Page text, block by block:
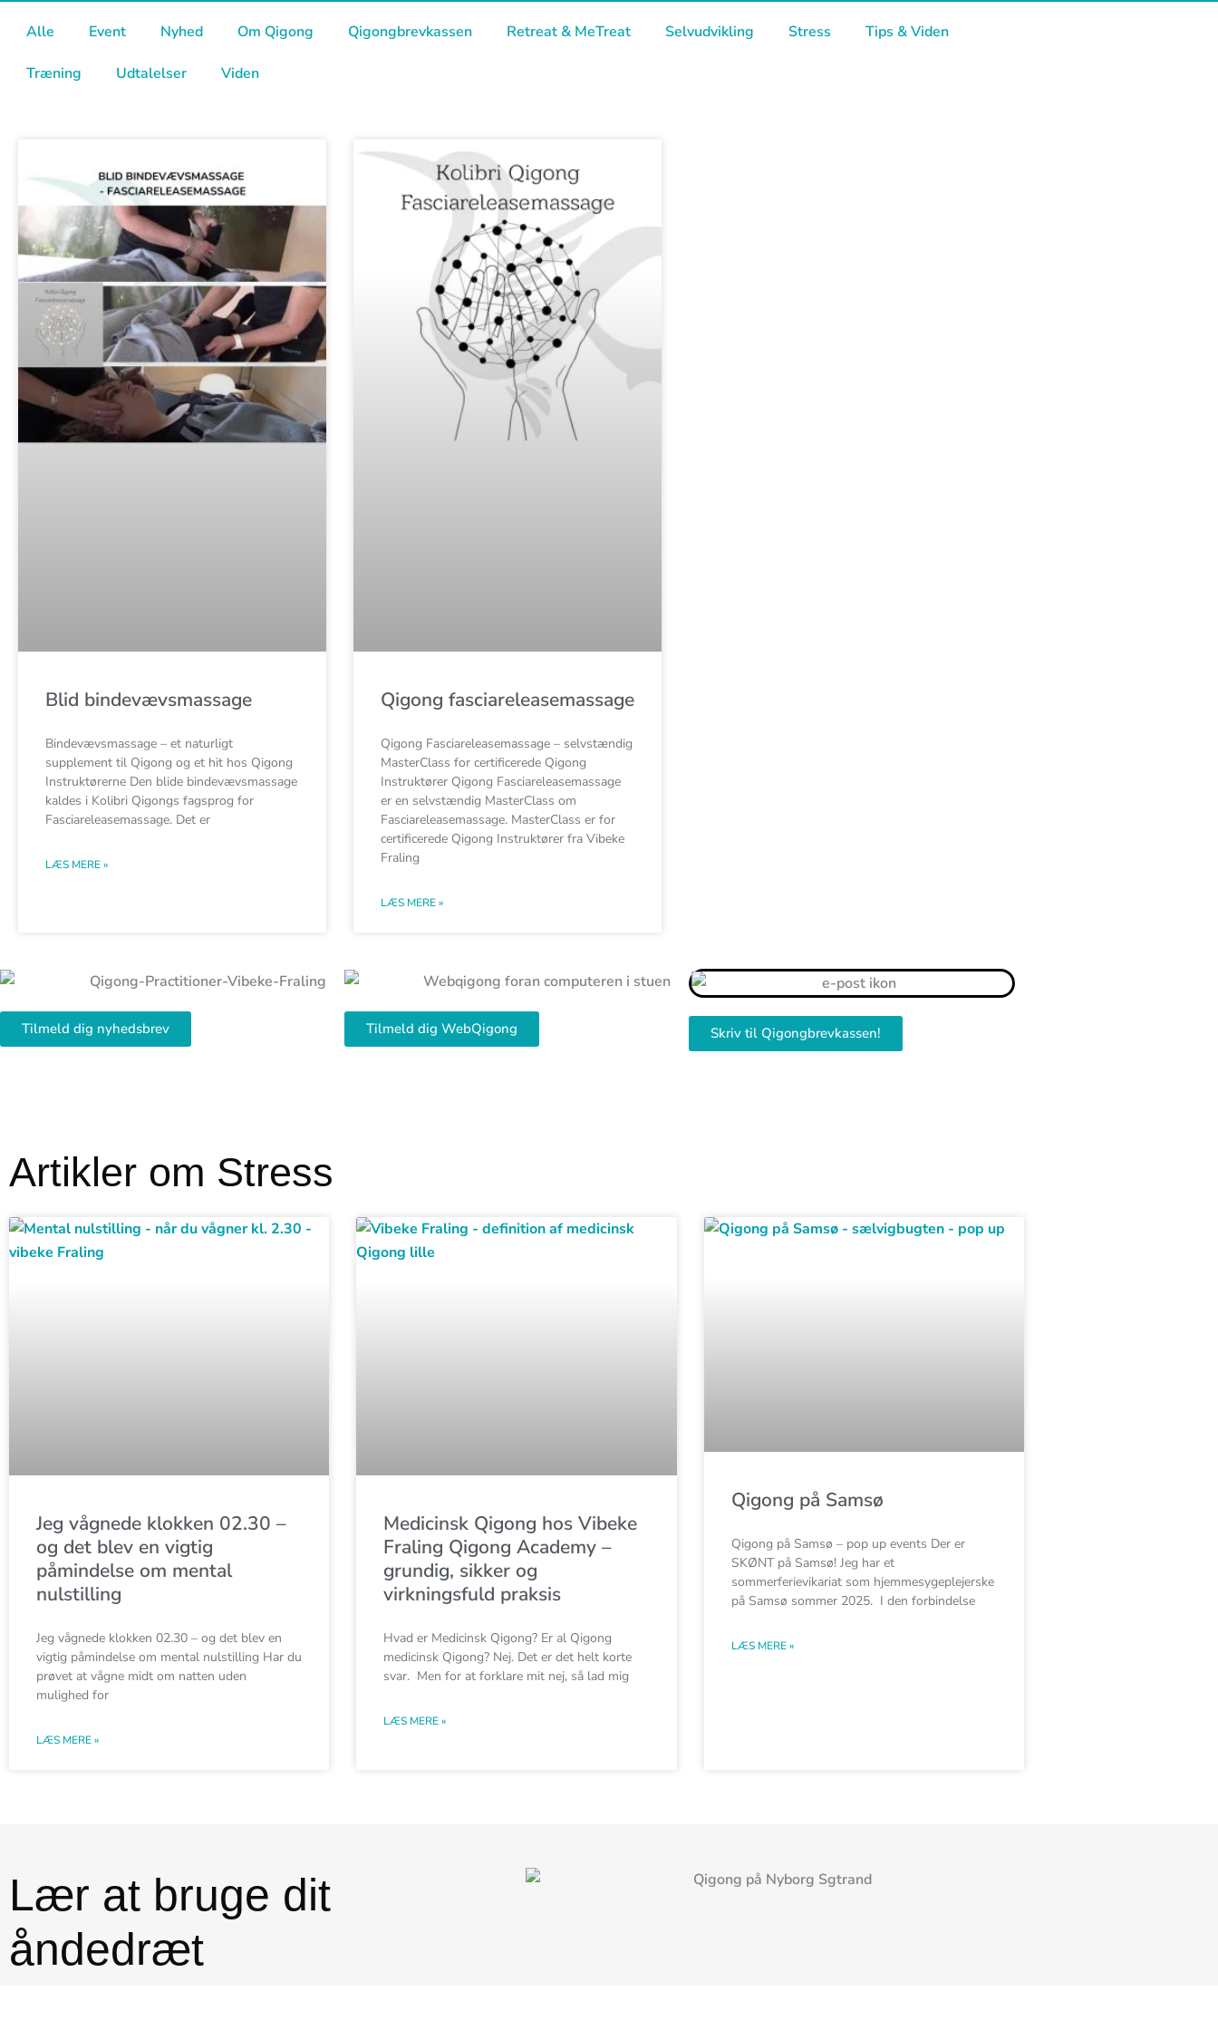
Alle Event Nyhed Om Qigong Qigongbrevkassen Retreat & MeTreat Selvudvikling Stress Tips & Viden
Træning Udtalelser Viden
Blid bindevævsmassage
Bindevævsmassage – et naturligt
supplement til Qigong og et hit hos Qigong
Instruktørerne Den blide bindevævsmassage
kaldes i Kolibri Qigongs fagsprog for
Fasciareleasemassage. Det er
LÆS MERE »
Qigong fasciareleasemassage
Qigong Fasciareleasemassage – selvstændig
MasterClass for certificerede Qigong
Instruktører Qigong Fasciareleasemassage
er en selvstændig MasterClass om
Fasciareleasemassage. MasterClass er for
certificerede Qigong Instruktører fra Vibeke
Fraling
LÆS MERE »
Tilmeld dig nyhedsbrev Tilmeld dig WebQigong Skriv til Qigongbrevkassen!
Artikler om Stress
Jeg vågnede klokken 02.30 –
og det blev en vigtig
påmindelse om mental
nulstilling
Jeg vågnede klokken 02.30 – og det blev en
vigtig påmindelse om mental nulstilling Har du
prøvet at vågne midt om natten uden
mulighed for
LÆS MERE »
Medicinsk Qigong hos Vibeke
Fraling Qigong Academy –
grundig, sikker og
virkningsfuld praksis
Hvad er Medicinsk Qigong? Er al Qigong
medicinsk Qigong? Nej. Det er det helt korte
svar. Men for at forklare mit nej, så lad mig
LÆS MERE »
Qigong på Samsø
Qigong på Samsø – pop up events Der er
SKØNT på Samsø! Jeg har et
sommerferievikariat som hjemmesygeplejerske
på Samsø sommer 2025. I den forbindelse
LÆS MERE »
Lær at bruge dit
åndedræt